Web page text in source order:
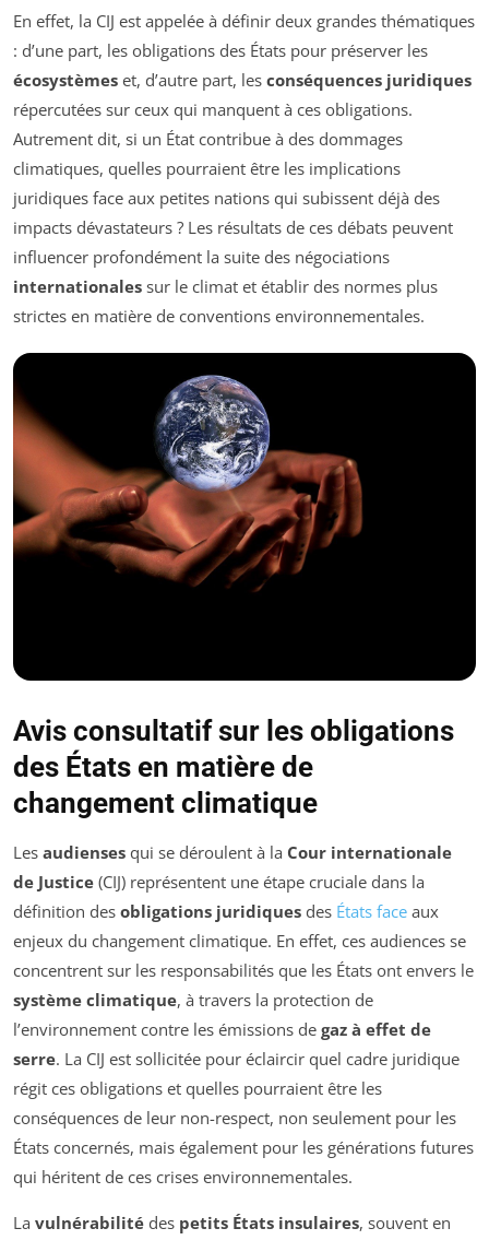
En effet, la CIJ est appelée à définir deux grandes thématiques
: d’une part, les obligations des États pour préserver les
écosystèmes et, d’autre part, les conséquences juridiques
répercutées sur ceux qui manquent à ces obligations.
Autrement dit, si un État contribue à des dommages
climatiques, quelles pourraient être les implications
juridiques face aux petites nations qui subissent déjà des
impacts dévastateurs ? Les résultats de ces débats peuvent
influencer profondément la suite des négociations
internationales sur le climat et établir des normes plus
strictes en matière de conventions environnementales.
Avis consultatif sur les obligations
des États en matière de
changement climatique
Les audienses qui se déroulent à la Cour internationale
de Justice (CIJ) représentent une étape cruciale dans la
définition des obligations juridiques des États face aux
enjeux du changement climatique. En effet, ces audiences se
concentrent sur les responsabilités que les États ont envers le
système climatique, à travers la protection de
l’environnement contre les émissions de gaz à effet de
serre. La CIJ est sollicitée pour éclaircir quel cadre juridique
régit ces obligations et quelles pourraient être les
conséquences de leur non-respect, non seulement pour les
États concernés, mais également pour les générations futures
qui héritent de ces crises environnementales.
La vulnérabilité des petits États insulaires, souvent en